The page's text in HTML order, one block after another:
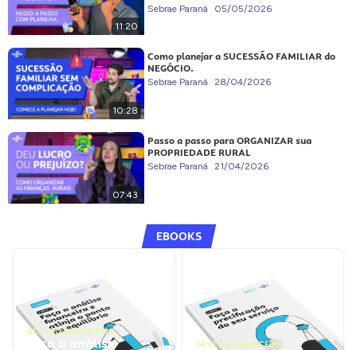
11:20
Sebrae Paraná 05/05/2026
10:28
Como planejar a SUCESSÃO FAMILIAR do
NEGÓCIO.
Sebrae Paraná 28/04/2026
07:43
Passo a passo para ORGANIZAR sua
PROPRIEDADE RURAL
Sebrae Paraná 21/04/2026
EBOOKS
GESTÃO FINANCEIRA
Faça a análise GESTÃO FINANCEIRA